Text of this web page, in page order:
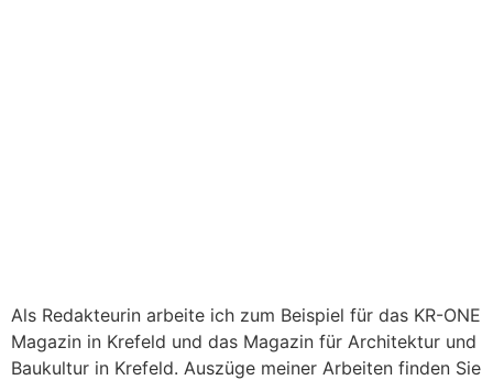
Als Redakteurin arbeite ich zum Beispiel für das KR-ONE
Magazin in Krefeld und das Magazin für Architektur und
Baukultur in Krefeld. Auszüge meiner Arbeiten finden Sie